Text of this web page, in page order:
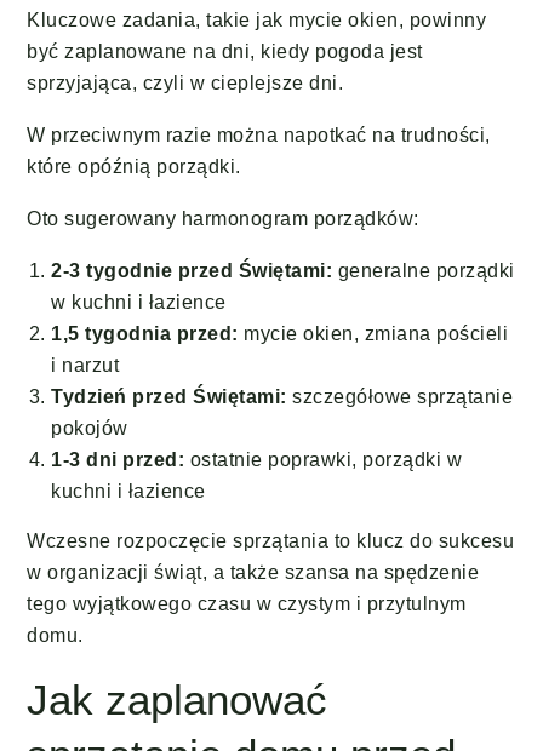
Kluczowe zadania, takie jak mycie okien, powinny
być zaplanowane na dni, kiedy pogoda jest
sprzyjająca, czyli w cieplejsze dni.
W przeciwnym razie można napotkać na trudności,
które opóźnią porządki.
Oto sugerowany harmonogram porządków:
2-3 tygodnie przed Świętami: generalne porządki
w kuchni i łazience
1,5 tygodnia przed: mycie okien, zmiana pościeli
i narzut
Tydzień przed Świętami: szczegółowe sprzątanie
pokojów
1-3 dni przed: ostatnie poprawki, porządki w
kuchni i łazience
Wczesne rozpoczęcie sprzątania to klucz do sukcesu
w organizacji świąt, a także szansa na spędzenie
tego wyjątkowego czasu w czystym i przytulnym
domu.
Jak zaplanować